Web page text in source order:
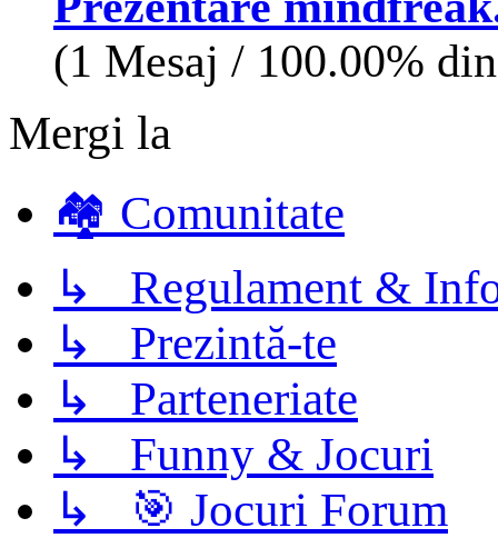
(1 Mesaj / 100.00%
Mergi la
🏘️ Comunitate
↳ Regulament &
↳ Prezintă-te
↳ Parteneriate
↳ Funny & Jocuri
↳ 🎯 Jocuri Forum